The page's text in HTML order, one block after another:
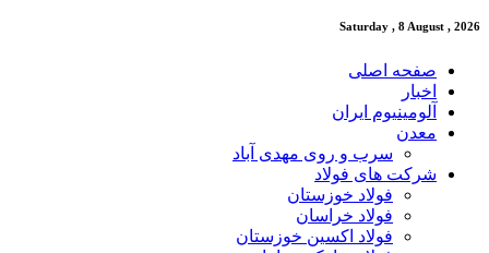
Saturday , 8 August , 2026
صفحه اصلی
اخبار
آلومینیوم ایران
معدن
سرب و روی مهدی آباد
شرکت های فولاد
فولاد خوزستان
فولاد خراسان
فولاد اکسین خوزستان